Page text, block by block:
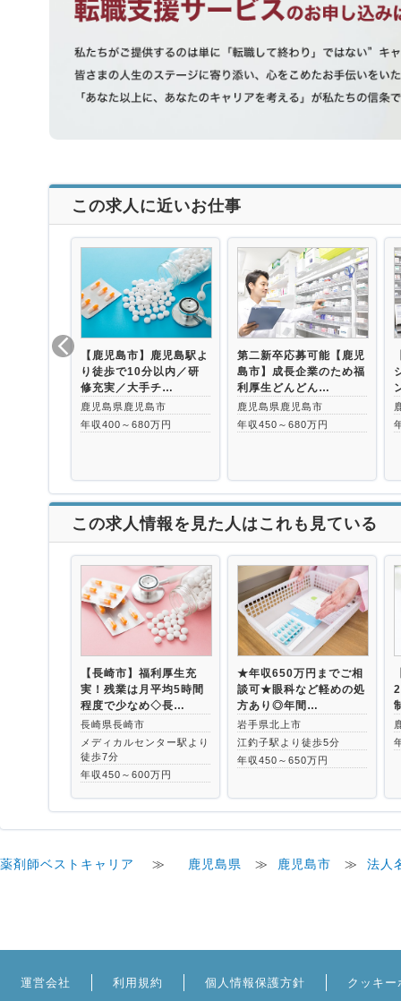
この求人に近いお仕事
【鹿児島市】鹿児島駅よ
り徒歩で10分以内／研
修充実／大手チ…
鹿児島県鹿児島市
年収400～680万円
第二新卒応募可能【鹿児
島市】成長企業のため福
利厚生どんどん…
鹿児島県鹿児島市
年収450～680万円
この求人情報を見た人はこれも見ている
【長崎市】福利厚生充
実！残業は月平均5時間
程度で少なめ◇長…
長崎県長崎市
メディカルセンター駅より
徒歩7分
年収450～600万円
★年収650万円までご相
談可★眼科など軽めの処
方あり◎年間…
岩手県北上市
江釣子駅より徒歩5分
年収450～650万円
薬剤師ベストキャリア ≫ 鹿児島県 ≫ 鹿児島市 ≫ 法人
運営会社 利用規約 個人情報保護方針 クッキー